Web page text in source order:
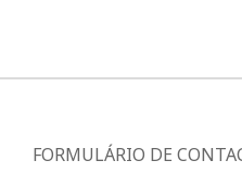
FORMULÁRIO DE